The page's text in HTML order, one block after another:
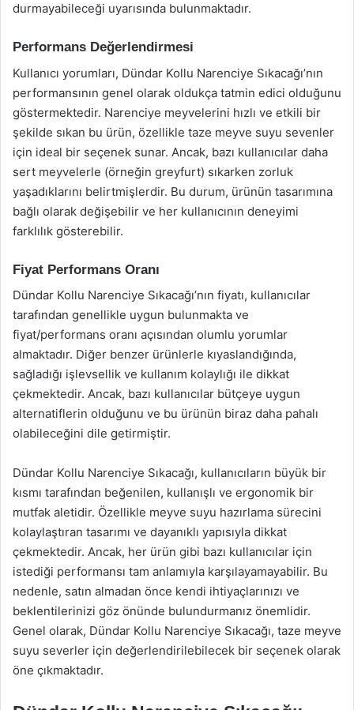
durmayabileceği uyarısında bulunmaktadır.
Performans Değerlendirmesi
Kullanıcı yorumları, Dündar Kollu Narenciye Sıkacağı’nın
performansının genel olarak oldukça tatmin edici olduğunu
göstermektedir. Narenciye meyvelerini hızlı ve etkili bir
şekilde sıkan bu ürün, özellikle taze meyve suyu sevenler
için ideal bir seçenek sunar. Ancak, bazı kullanıcılar daha
sert meyvelerle (örneğin greyfurt) sıkarken zorluk
yaşadıklarını belirtmişlerdir. Bu durum, ürünün tasarımına
bağlı olarak değişebilir ve her kullanıcının deneyimi
farklılık gösterebilir.
Fiyat Performans Oranı
Dündar Kollu Narenciye Sıkacağı’nın fiyatı, kullanıcılar
tarafından genellikle uygun bulunmakta ve
fiyat/performans oranı açısından olumlu yorumlar
almaktadır. Diğer benzer ürünlerle kıyaslandığında,
sağladığı işlevsellik ve kullanım kolaylığı ile dikkat
çekmektedir. Ancak, bazı kullanıcılar bütçeye uygun
alternatiflerin olduğunu ve bu ürünün biraz daha pahalı
olabileceğini dile getirmiştir.
Dündar Kollu Narenciye Sıkacağı, kullanıcıların büyük bir
kısmı tarafından beğenilen, kullanışlı ve ergonomik bir
mutfak aletidir. Özellikle meyve suyu hazırlama sürecini
kolaylaştıran tasarımı ve dayanıklı yapısıyla dikkat
çekmektedir. Ancak, her ürün gibi bazı kullanıcılar için
istediği performansı tam anlamıyla karşılayamayabilir. Bu
nedenle, satın almadan önce kendi ihtiyaçlarınızı ve
beklentilerinizi göz önünde bulundurmanız önemlidir.
Genel olarak, Dündar Kollu Narenciye Sıkacağı, taze meyve
suyu severler için değerlendirilebilecek bir seçenek olarak
öne çıkmaktadır.